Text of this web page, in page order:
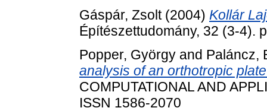
Gáspár, Zsolt(2004) Kollár
Építészettudomány, 32 (3-4).
Popper, György and Paláncz,
analysis of an orthotropic
COMPUTATIONAL AND
ISSN 1586-2070